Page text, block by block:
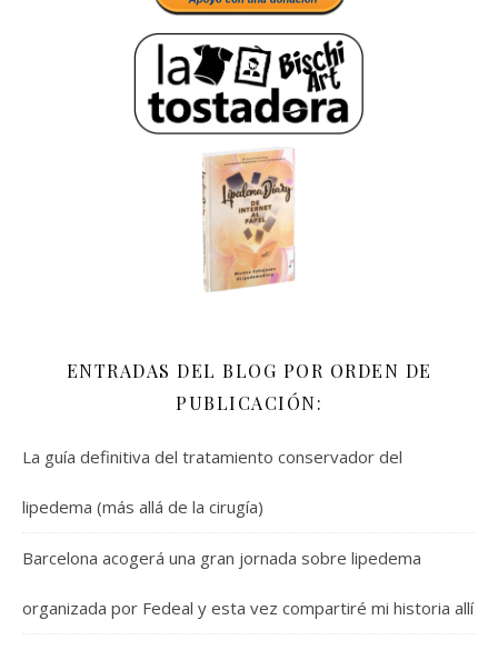
ENTRADAS DEL BLOG POR ORDEN DE
PUBLICACIÓN:
La guía definitiva del tratamiento conservador del
lipedema (más allá de la cirugía)
Barcelona acogerá una gran jornada sobre lipedema
organizada por Fedeal y esta vez compartiré mi historia allí